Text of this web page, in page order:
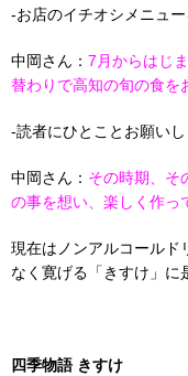
-お店のイチオシメニュー
中岡さん： 7月からはじ
替わりで高知の旬の食を
-読者にひとことお願いし
中岡さん： その時期、そ
の事を想い、楽しく作っ
現在はノンアルコールド
なく寛げる「きすけ」に
四季物語 きすけ